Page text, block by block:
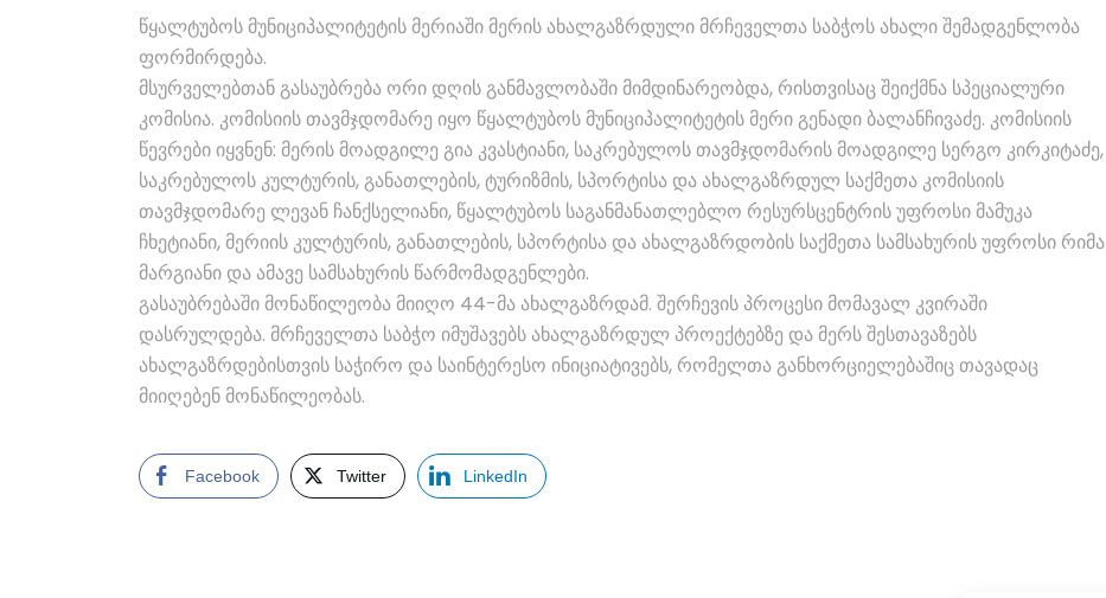
წყალტუბოს მუნიციპალიტეტის მერიაში მერის ახალგაზრდული მრჩეველთა საბჭოს ახალი შემადგენლობა
ფორმირდება.
მსურველებთან გასაუბრება ორი დღის განმავლობაში მიმდინარეობდა, რისთვისაც შეიქმნა სპეციალური
კომისია. კომისიის თავმჯდომარე იყო წყალტუბოს მუნიციპალიტეტის მერი გენადი ბალანჩივაძე. კომისიის
წევრები იყვნენ: მერის მოადგილე გია კვასტიანი, საკრებულოს თავმჯდომარის მოადგილე სერგო კირკიტაძე,
საკრებულოს კულტურის, განათლების, ტურიზმის, სპორტისა და ახალგაზრდულ საქმეთა კომისიის
თავმჯდომარე ლევან ჩანქსელიანი, წყალტუბოს საგანმანათლებლო რესურსცენტრის უფროსი მამუკა
ჩხეტიანი, მერიის კულტურის, განათლების, სპორტისა და ახალგაზრდობის საქმეთა სამსახურის უფროსი რიმა
მარგიანი და ამავე სამსახურის წარმომადგენლები.
გასაუბრებაში მონაწილეობა მიიღო 44-მა ახალგაზრდამ. შერჩევის პროცესი მომავალ კვირაში
დასრულდება. მრჩეველთა საბჭო იმუშავებს ახალგაზრდულ პროექტებზე და მერს შესთავაზებს
ახალგაზრდებისთვის საჭირო და საინტერესო ინიციატივებს, რომელთა განხორციელებაშიც თავადაც
მიიღებენ მონაწილეობას.
Facebook Twitter LinkedIn